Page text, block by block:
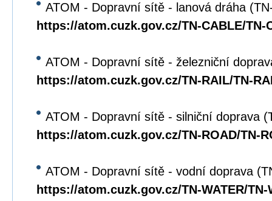
ATOM - Dopravní sítě - lanová dráha
https://atom.cuzk.gov.cz/TN-CABLE/TN-
ATOM - Dopravní sítě - železniční
https://atom.cuzk.gov.cz/TN-RAIL/TN-
ATOM - Dopravní sítě - silniční doprava
https://atom.cuzk.gov.cz/TN-ROAD/TN-
ATOM - Dopravní sítě - vodní doprava
https://atom.cuzk.gov.cz/TN-WATER/TN-